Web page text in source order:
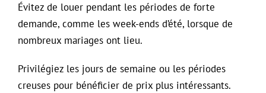
Évitez de louer pendant les périodes de forte
demande, comme les week-ends d’été, lorsque de
nombreux mariages ont lieu.
Privilégiez les jours de semaine ou les périodes
creuses pour bénéficier de prix plus intéressants.